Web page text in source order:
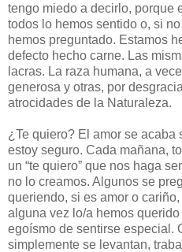
tengo miedo a decirlo, porque
todos lo hemos sentido o, si
hemos preguntado. Estamos
defecto hecho carne. Las
lacras. La raza humana, a
generosa y otras, por
atrocidades de la Naturaleza.
¿Te quiero? El amor se acaba
estoy seguro. Cada mañana,
un “te quiero” que nos haga
no lo creamos. Algunos se
queriendo, si es amor o
alguna vez lo/a hemos
egoísmo de sentirse especial.
simplemente se levantan,